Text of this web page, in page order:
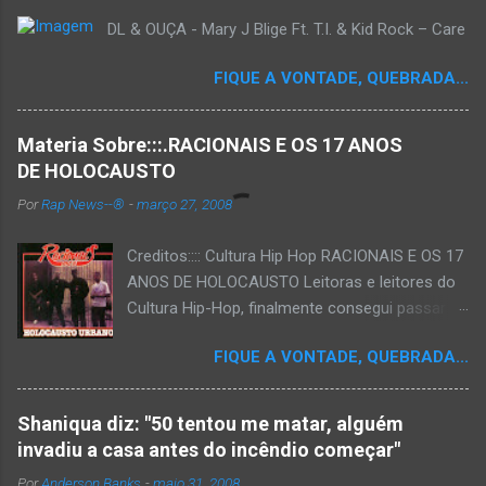
DL & OUÇA - Mary J Blige Ft. T.I. & Kid Rock – Care
FIQUE A VONTADE, QUEBRADA...
Materia Sobre:::.RACIONAIS E OS 17 ANOS
DE HOLOCAUSTO
PorRap News--® -março 27, 2008
Creditos:::: Cultura Hip Hop RACIONAIS E OS 17
ANOS DE HOLOCAUSTO Leitoras e leitores do
Cultura Hip-Hop, finalmente consegui passar
que há muito tempo vinha maturando: uma
espécie de "ensaio-tributo" ao disco mais
importante do rap brasileiro, que completará 17
anos agora em 2008. Falo de "Holocausto
Urbano", do grupo paulistano Racionais MC's.
FIQUE A VONTADE, QUEBRADA...
Shaniqua diz: "50 tentou me matar, alguém
invadiu a casa antes do incêndio começar"